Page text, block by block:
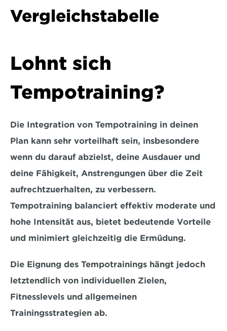
Vergleichstabelle
Lohnt sich
Tempotraining?
Die Integration von Tempotraining in deinen
Plan kann sehr vorteilhaft sein, insbesondere
wenn du darauf abzielst, deine Ausdauer und
deine Fähigkeit, Anstrengungen über die Zeit
aufrechtzuerhalten, zu verbessern.
Tempotraining balanciert effektiv moderate und
hohe Intensität aus, bietet bedeutende Vorteile
und minimiert gleichzeitig die Ermüdung.
Die Eignung des Tempotrainings hängt jedoch
letztendlich von individuellen Zielen,
Fitnesslevels und allgemeinen
Trainingsstrategien ab.